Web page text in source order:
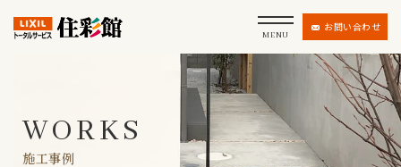
MENU
お問い合わせ
WORKS
施工事例